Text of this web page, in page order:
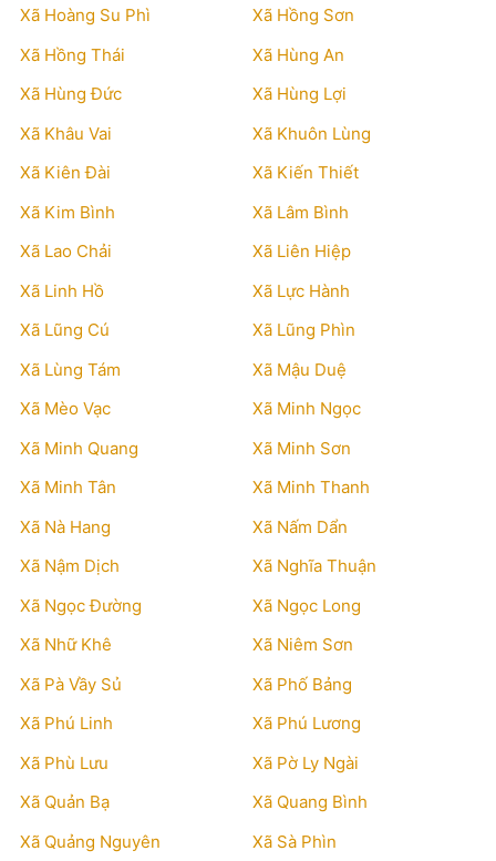
Xã Hoàng Su Phì
Xã Hồng Sơn
Xã Hồng Thái
Xã Hùng An
Xã Hùng Đức
Xã Hùng Lợi
Xã Khâu Vai
Xã Khuôn Lùng
Xã Kiên Đài
Xã Kiến Thiết
Xã Kim Bình
Xã Lâm Bình
Xã Lao Chải
Xã Liên Hiệp
Xã Linh Hồ
Xã Lực Hành
Xã Lũng Cú
Xã Lũng Phìn
Xã Lùng Tám
Xã Mậu Duệ
Xã Mèo Vạc
Xã Minh Ngọc
Xã Minh Quang
Xã Minh Sơn
Xã Minh Tân
Xã Minh Thanh
Xã Nà Hang
Xã Nấm Dẩn
Xã Nậm Dịch
Xã Nghĩa Thuận
Xã Ngọc Đường
Xã Ngọc Long
Xã Nhữ Khê
Xã Niêm Sơn
Xã Pà Vầy Sủ
Xã Phố Bảng
Xã Phú Linh
Xã Phú Lương
Xã Phù Lưu
Xã Pờ Ly Ngài
Xã Quản Bạ
Xã Quang Bình
Xã Quảng Nguyên
Xã Sà Phìn